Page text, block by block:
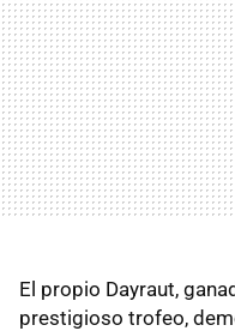
El propio Dayraut,
prestigioso trofeo,